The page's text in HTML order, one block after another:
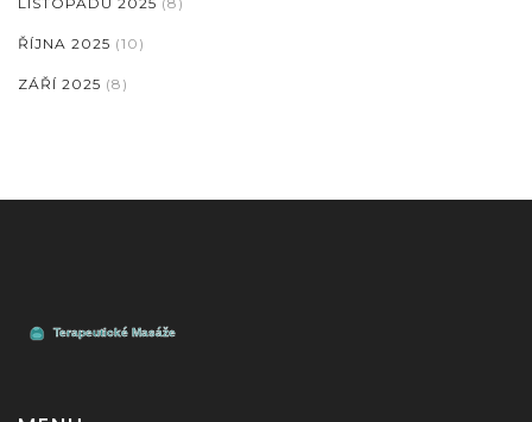
ŘÍJNA 2025 (10)
ZÁŘÍ 2025 (8)